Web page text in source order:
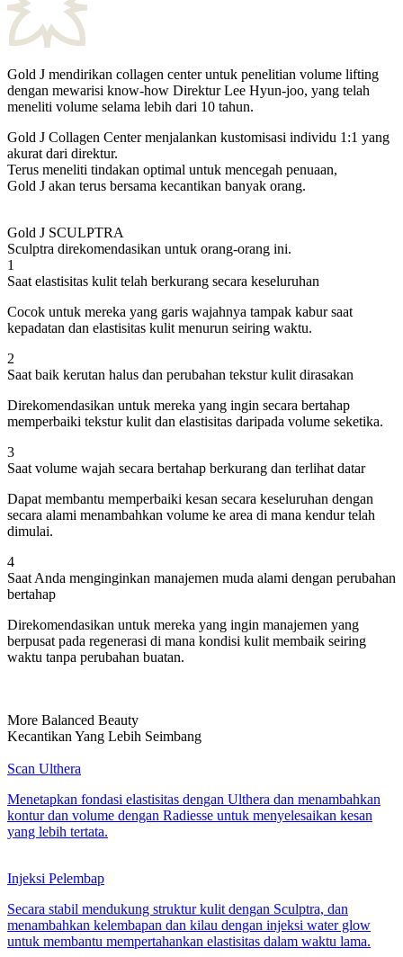
Gold J mendirikan collagen center untuk penelitian volume lifting
dengan mewarisi know-how Direktur Lee Hyun-joo, yang telah
meneliti volume selama lebih dari 10 tahun.
Gold J Collagen Center menjalankan kustomisasi individu 1:1 yang
akurat dari direktur.
Terus meneliti tindakan optimal untuk mencegah penuaan,
Gold J akan terus bersama kecantikan banyak orang.
Gold J SCULPTRA
Sculptra direkomendasikan untuk orang-orang ini.
1
Saat elastisitas kulit telah berkurang secara keseluruhan
Cocok untuk mereka yang garis wajahnya tampak kabur saat
kepadatan dan elastisitas kulit menurun seiring waktu.
2
Saat baik kerutan halus dan perubahan tekstur kulit dirasakan
Direkomendasikan untuk mereka yang ingin secara bertahap
memperbaiki tekstur kulit dan elastisitas daripada volume seketika.
3
Saat volume wajah secara bertahap berkurang dan terlihat datar
Dapat membantu memperbaiki kesan secara keseluruhan dengan
secara alami menambahkan volume ke area di mana kendur telah
dimulai.
4
Saat Anda menginginkan manajemen muda alami dengan perubahan
bertahap
Direkomendasikan untuk mereka yang ingin manajemen yang
berpusat pada regenerasi di mana kondisi kulit membaik seiring
waktu tanpa perubahan buatan.
More Balanced Beauty
Kecantikan Yang Lebih Seimbang
Scan Ulthera
Menetapkan fondasi elastisitas dengan Ulthera dan menambahkan
kontur dan volume dengan Radiesse untuk menyelesaikan kesan
yang lebih tertata.
Injeksi Pelembap
Secara stabil mendukung struktur kulit dengan Sculptra, dan
menambahkan kelembapan dan kilau dengan injeksi water glow
untuk membantu mempertahankan elastisitas dalam waktu lama.